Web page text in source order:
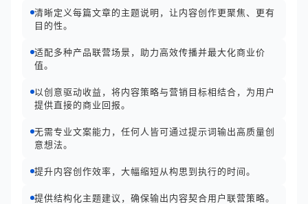
清晰定义每篇文章的主题说明，让内容创作更聚焦、更有
目的性。
适配多种产品联营场景，助力高效传播并最大化商业价
值。
以创意驱动收益，将内容策略与营销目标相结合，为用户
提供直接的商业回报。
无需专业文案能力，任何人皆可通过提示词输出高质量创
意想法。
提升内容创作效率，大幅缩短从构思到执行的时间。
提供结构化主题建议，确保输出内容契合用户联营策略。